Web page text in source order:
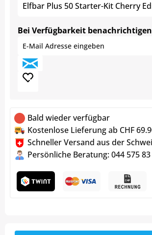
Elfbar Plus 50 Starter-Kit Cherry
Bei Verfügbarkeit benachrichtigen
Bald wieder verfügbar
Kostenlose Lieferung ab CHF
Schneller Versand aus der
Persönliche Beratung: 044 575